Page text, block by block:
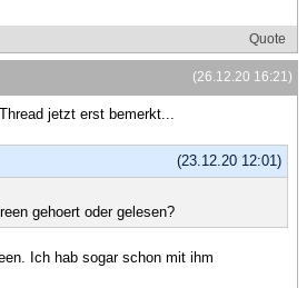
Quote
(26.12.20 16:21)
jetzt erst bemerkt...
(23.12.20 12:01)
gehoert oder gelesen?
Ich hab sogar schon mit ihm